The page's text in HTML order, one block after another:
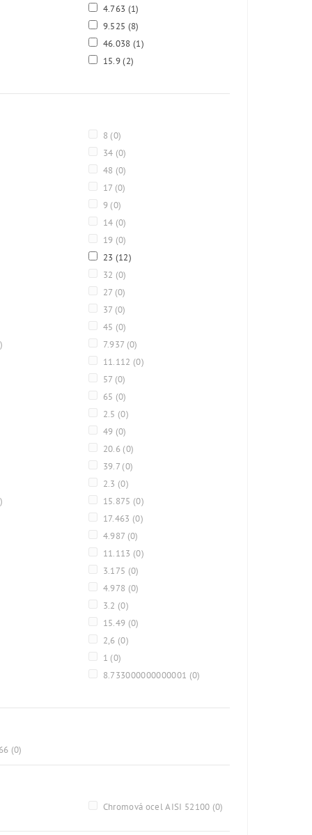
4.763 (1)
9.525 (8)
46.038(1)
15.9(2)
8 (0)
34 (0)
48 (0)
17 (0)
9 (0)
14 (0)
19 (0)
23 (12)
32 (0)
27 (0)
37 (0)
45 (0)
7.937 (0)
11.112 (0)
57 (0)
65 (0)
2.5 (0)
49 (0)
20.6 (0)
39.7 (0)
2.3 (0)
15.875 (0)
17.463 (0)
4.987 (0)
11.113 (0)
3.175 (0)
4.978 (0)
3.2 (0)
15.49 (0)
2,6 (0)
1 (0)
8.733000000000001 (0)
(0)
Chromová ocel AISI 52100 (0)